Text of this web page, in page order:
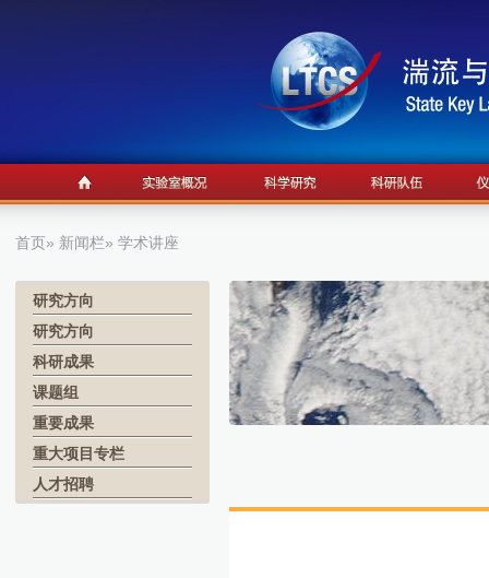
首页» 新闻栏» 学术讲座
研究方向
研究方向
科研成果
课题组
重要成果
重大项目专栏
人才招聘